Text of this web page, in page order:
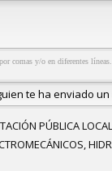
comas y/o en diferentes líneas.
PÚBLICA